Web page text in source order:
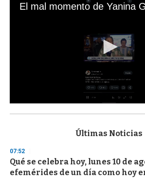
s
d
s
o
f
Últimas Noticias
07:52
Qué se celebra hoy, lunes 10 de
efemérides de un día como hoy